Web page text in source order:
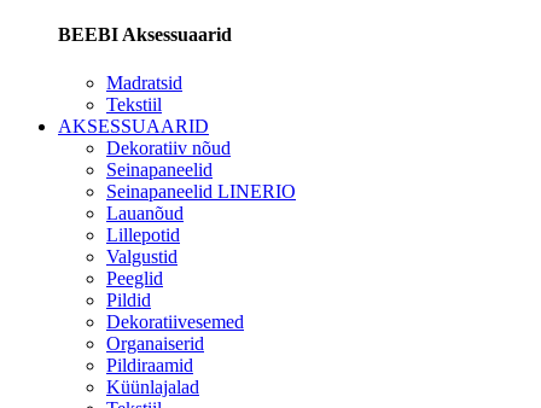
BEEBI Aksessuaarid
Madratsid
Tekstiil
AKSESSUAARID
Dekoratiiv nõud
Seinapaneelid
Seinapaneelid LINERIO
Lauanõud
Lillepotid
Valgustid
Peeglid
Pildid
Dekoratiivesemed
Organaiserid
Pildiraamid
Küünlajalad